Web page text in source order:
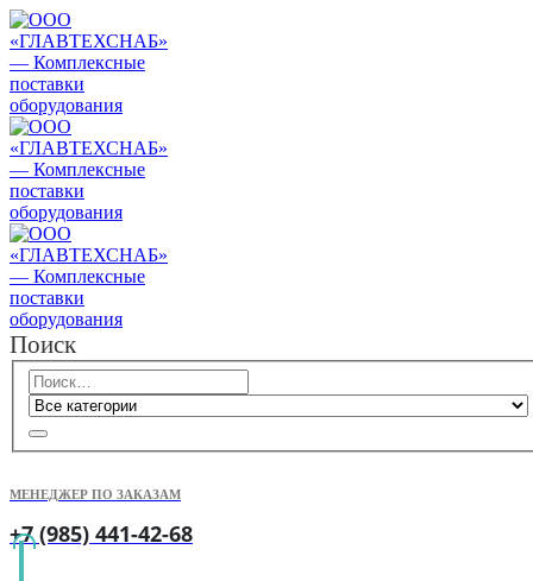
Поиск
МЕНЕДЖЕР ПО ЗАКАЗАМ
+7 (985) 441-42-68